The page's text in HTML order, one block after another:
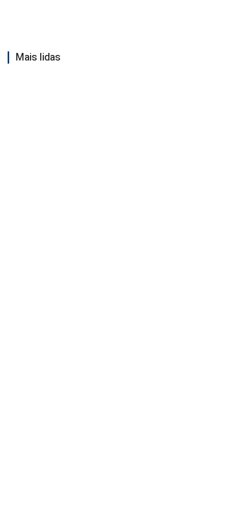
Mais lidas